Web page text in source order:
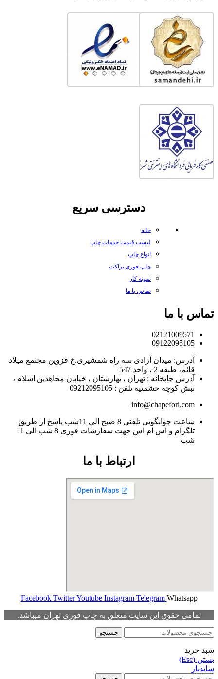
دسترسی سریع
خانه
لیست قیمت خدمات چاپ
انواع چاپ
چاپ فوری تراکت
نمونه کار
تماس با ما
تماس با ما
02121009571
09122095105
آدرس: میدان آزادی سه راه شمشیری.خ قزوین مجتمع میلاد
قائم، طبقه 2 ، واحد 547
آدرس چاپخانه : تهران ، بهارستان ، خیابان مجاهدین اسلام ،
نبش کوچه حشمتیه تلفن : 09212095105
info@chapefori.com
ساعت جوابگویی تلفنی 8 صبح الی 11شب پاسخ از طریق
تلگرام و اس ام اس جهت سفارشات فوری 8 شب الی 11
شب
ارتباط با ما
Facebook Twitter Youtube Instagram Telegram Whatsapp
تمامی حقوق این سایت متعلق به چاپ فوری تهران میباشد.
جستجو
سبد خرید
بستن (Esc)
سایدبار